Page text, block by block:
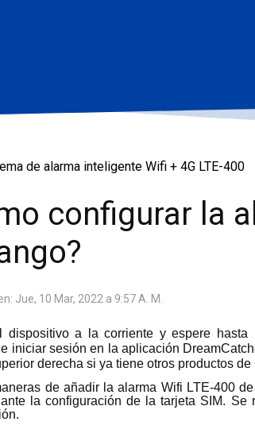
de alarma inteligente Wifi + 4G LTE-400
configurar la
Jue, 10 Mar, 2022 a 9:57 A. M.
dispositivo a la corriente y espere
iniciar sesión en la aplicación
derecha si ya tiene otros productos
de añadir la alarma Wifi LTE-400
la configuración de la tarjeta SIM. Se